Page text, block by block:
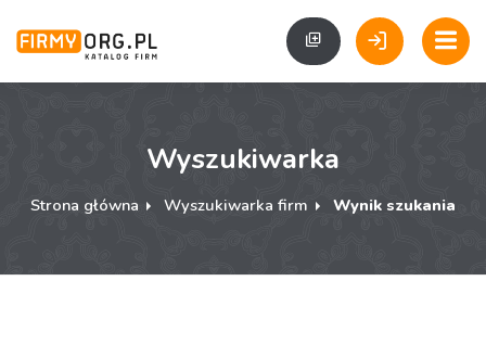
Wyszukiwarka
Strona główna Wyszukiwarka firm Wynik szukania